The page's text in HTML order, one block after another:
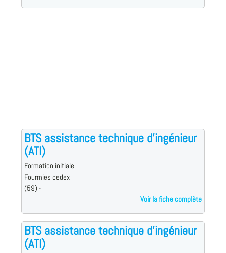
BTS assistance technique d'ingénieur
(ATI)
Formation initiale
Fourmies cedex
(59) -
Voir la fiche complète
BTS assistance technique d'ingénieur
(ATI)